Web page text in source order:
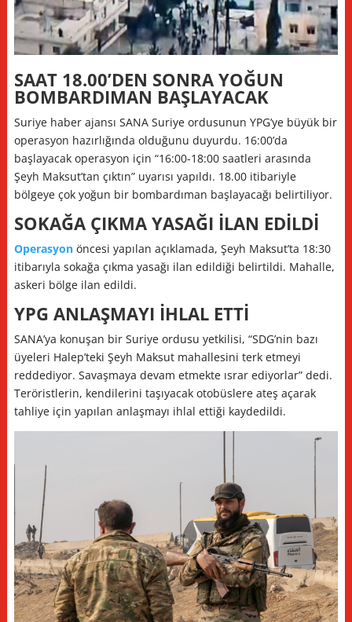
SAAT 18.00’DEN SONRA YOĞUN
BOMBARDIMAN BAŞLAYACAK
Suriye haber ajansı SANA Suriye ordusunun YPG’ye büyük bir
operasyon hazırlığında olduğunu duyurdu. 16:00’da
başlayacak operasyon için “16:00-18:00 saatleri arasında
Şeyh Maksut’tan çıktın” uyarısı yapıldı. 18.00 itibariyle
bölgeye çok yoğun bir bombardıman başlayacağı belirtiliyor.
SOKAĞA ÇIKMA YASAĞI İLAN EDİLDİ
Operasyon öncesi yapılan açıklamada, Şeyh Maksut’ta 18:30
itibarıyla sokağa çıkma yasağı ilan edildiği belirtildi. Mahalle,
askeri bölge ilan edildi.
YPG ANLAŞMAYI İHLAL ETTİ
SANA’ya konuşan bir Suriye ordusu yetkilisi, “SDG’nin bazı
üyeleri Halep’teki Şeyh Maksut mahallesini terk etmeyi
reddediyor. Savaşmaya devam etmekte ısrar ediyorlar” dedi.
Teröristlerin, kendilerini taşıyacak otobüslere ateş açarak
tahliye için yapılan anlaşmayı ihlal ettiği kaydedildi.